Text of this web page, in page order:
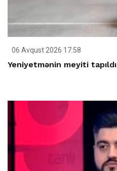
06 Avqust 2026 17:58
Yeniyetmənin meyiti tapıldı